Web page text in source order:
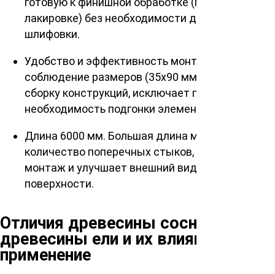
лакировке) без необходимости дополнительной
шлифовки.
Удобство и эффективность монтажа. Строгое
соблюдение размеров (35х90 мм) упрощает
сборку конструкций, исключает перекосы и
необходимость подгонки элементов.
Длина 6000 мм. Большая длина минимизирует
количество поперечных стыков, что ускоряет
монтаж и улучшает внешний вид готовой
поверхности.
Отличия древесины сосны от
древесины ели и их влияние на
применение